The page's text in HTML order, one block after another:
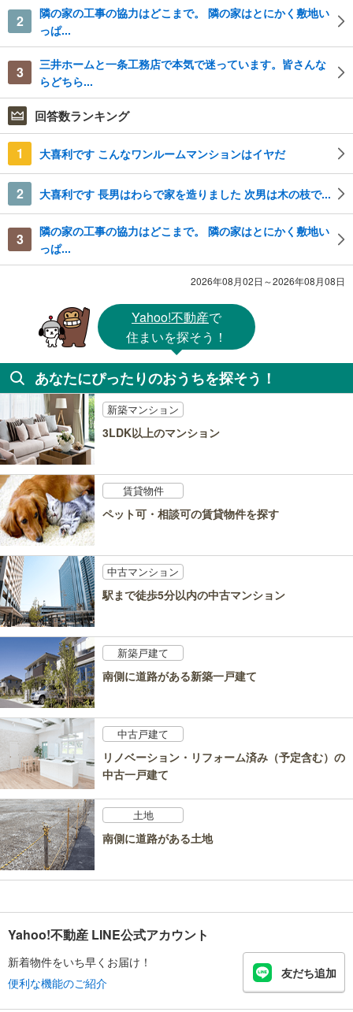
2
隣の家の工事の協力はどこまで。 隣の家はとにかく敷地い
っぱ...
3
三井ホームと一条工務店で本気で迷っています。皆さんな
らどちら...
回答数ランキング
1 大喜利です こんなワンルームマンションはイヤだ
2 大喜利です 長男はわらで家を造りました 次男は木の枝で...
3
隣の家の工事の協力はどこまで。 隣の家はとにかく敷地い
っぱ...
2026年08月02日～2026年08月08日
Yahoo!不動産で
住まいを探そう！
あなたにぴったりのおうちを探そう！
新築マンション
3LDK以上のマンション
賃貸物件
ペット可・相談可の賃貸物件を探す
中古マンション
駅まで徒歩5分以内の中古マンション
新築戸建て
南側に道路がある新築一戸建て
中古戸建て
リノベーション・リフォーム済み（予定含む）の
中古一戸建て
土地
南側に道路がある土地
Yahoo!不動産 LINE公式アカウント
新着物件をいち早くお届け！
便利な機能のご紹介
友だち追加